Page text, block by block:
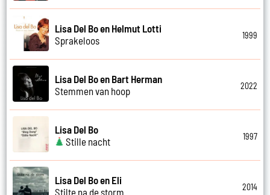
Lisa Del Bo en Helmut Lotti
Sprakeloos
1999
Lisa Del Bo en Bart Herman
Stemmen van hoop
2022
Lisa Del Bo
Stille nacht
1997
Lisa Del Bo en Eli
Stilte na de storm
2014